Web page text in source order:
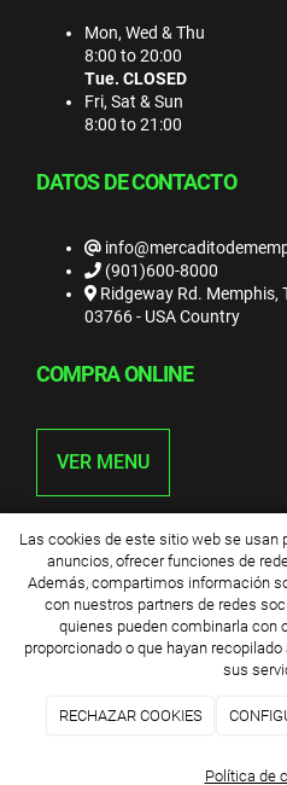
Mon, Wed & Thu
8:00 to 20:00
Tue. CLOSED
Fri, Sat & Sun
8:00 to 21:00
DATOS DE CONTACTO
(901)600-8000
Ridgeway Rd. Memphis,
03766 - USA Country
COMPRA ONLINE
VER MENU
El mercadito2026|Aviso legal y
cookies|Términos y
Las cookies de este sitio web se usan
anuncios, ofrecer funciones de
Además, compartimos información
con nuestros partners de redes
quienes pueden combinarla con
proporcionado o que hayan
sus
RECHAZAR COOKIES
Política de